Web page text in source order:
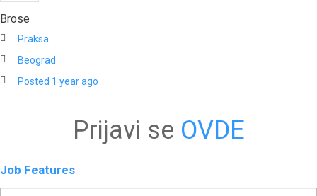
Brose
Praksa
Beograd
Posted 1 year ago
Prijavi se OVDE
Job Features